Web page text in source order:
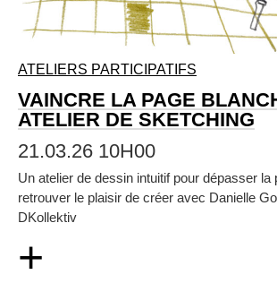
ATELIERS PARTICIPATIFS
VAINCRE LA PAGE
ATELIER DE SKETCHING
21.03.26 10H00
Un atelier de dessin intuitif pour dépasser la
retrouver le plaisir de créer avec Danielle
DKollektiv
+